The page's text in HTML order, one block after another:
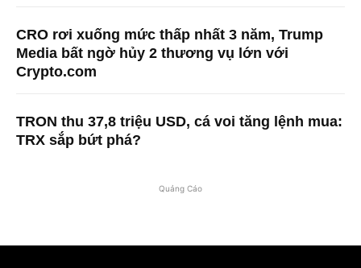
CRO rơi xuống mức thấp nhất 3 năm, Trump
Media bất ngờ hủy 2 thương vụ lớn với
Crypto.com
TRON thu 37,8 triệu USD, cá voi tăng lệnh mua:
TRX sắp bứt phá?
Quảng Cáo